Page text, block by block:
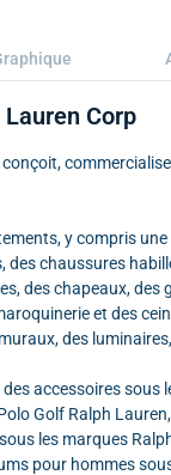
Corp
y compris
chaussures
des chapeaux,
et des
des
accessoires
Golf Ralph
les marques
pour hommes